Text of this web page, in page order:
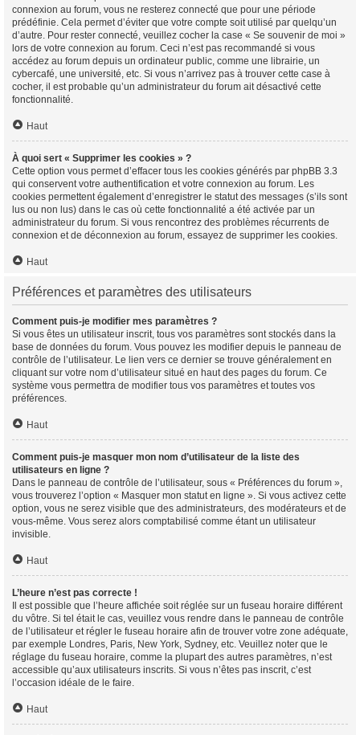
connexion au forum, vous ne resterez connecté que pour une période
prédéfinie. Cela permet d’éviter que votre compte soit utilisé par quelqu’un
d’autre. Pour rester connecté, veuillez cocher la case « Se souvenir de moi »
lors de votre connexion au forum. Ceci n’est pas recommandé si vous
accédez au forum depuis un ordinateur public, comme une librairie, un
cybercafé, une université, etc. Si vous n’arrivez pas à trouver cette case à
cocher, il est probable qu’un administrateur du forum ait désactivé cette
fonctionnalité.
Haut
À quoi sert « Supprimer les cookies » ?
Cette option vous permet d’effacer tous les cookies générés par phpBB 3.3
qui conservent votre authentification et votre connexion au forum. Les
cookies permettent également d’enregistrer le statut des messages (s’ils sont
lus ou non lus) dans le cas où cette fonctionnalité a été activée par un
administrateur du forum. Si vous rencontrez des problèmes récurrents de
connexion et de déconnexion au forum, essayez de supprimer les cookies.
Haut
Préférences et paramètres des utilisateurs
Comment puis-je modifier mes paramètres ?
Si vous êtes un utilisateur inscrit, tous vos paramètres sont stockés dans la
base de données du forum. Vous pouvez les modifier depuis le panneau de
contrôle de l’utilisateur. Le lien vers ce dernier se trouve généralement en
cliquant sur votre nom d’utilisateur situé en haut des pages du forum. Ce
système vous permettra de modifier tous vos paramètres et toutes vos
préférences.
Haut
Comment puis-je masquer mon nom d’utilisateur de la liste des
utilisateurs en ligne ?
Dans le panneau de contrôle de l’utilisateur, sous « Préférences du forum »,
vous trouverez l’option « Masquer mon statut en ligne ». Si vous activez cette
option, vous ne serez visible que des administrateurs, des modérateurs et de
vous-même. Vous serez alors comptabilisé comme étant un utilisateur
invisible.
Haut
L’heure n’est pas correcte !
Il est possible que l’heure affichée soit réglée sur un fuseau horaire différent
du vôtre. Si tel était le cas, veuillez vous rendre dans le panneau de contrôle
de l’utilisateur et régler le fuseau horaire afin de trouver votre zone adéquate,
par exemple Londres, Paris, New York, Sydney, etc. Veuillez noter que le
réglage du fuseau horaire, comme la plupart des autres paramètres, n’est
accessible qu’aux utilisateurs inscrits. Si vous n’êtes pas inscrit, c’est
l’occasion idéale de le faire.
Haut